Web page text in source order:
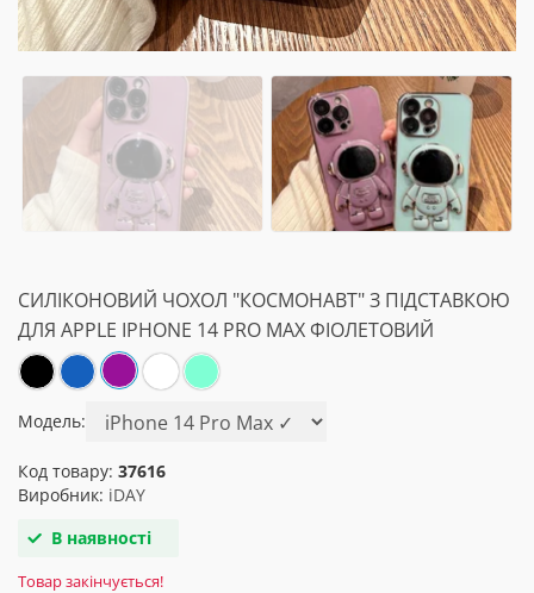
СИЛІКОНОВИЙ ЧОХОЛ "КОСМОНАВТ" З ПІДСТАВКОЮ
ДЛЯ APPLE IPHONE 14 PRO MAX ФІОЛЕТОВИЙ
Модель:
Код товару: 37616
Виробник: iDAY
В наявності
Товар закінчується!